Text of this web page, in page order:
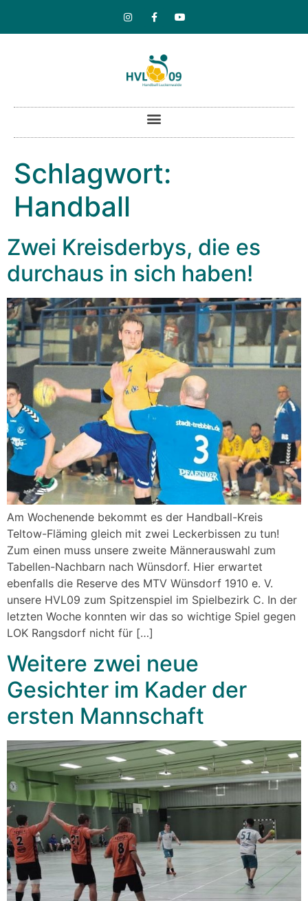
Schlagwort:
Handball
Zwei Kreisderbys, die es
durchaus in sich haben!
Am Wochenende bekommt es der Handball-Kreis
Teltow-Fläming gleich mit zwei Leckerbissen zu tun!
Zum einen muss unsere zweite Männerauswahl zum
Tabellen-Nachbarn nach Wünsdorf. Hier erwartet
ebenfalls die Reserve des MTV Wünsdorf 1910 e. V.
unsere HVL09 zum Spitzenspiel im Spielbezirk C. In der
letzten Woche konnten wir das so wichtige Spiel gegen
LOK Rangsdorf nicht für […]
Weitere zwei neue
Gesichter im Kader der
ersten Mannschaft